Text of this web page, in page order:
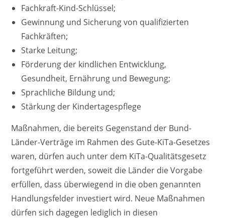
Fachkraft-Kind-Schlüssel;
Gewinnung und Sicherung von qualifizierten
Fachkräften;
Starke Leitung;
Förderung der kindlichen Entwicklung,
Gesundheit, Ernährung und Bewegung;
Sprachliche Bildung und;
Stärkung der Kindertagespflege
Maßnahmen, die bereits Gegenstand der Bund-
Länder-Verträge im Rahmen des Gute-KiTa-Gesetzes
waren, dürfen auch unter dem KiTa-Qualitätsgesetz
fortgeführt werden, soweit die Länder die Vorgabe
erfüllen, dass überwiegend in die oben genannten
Handlungsfelder investiert wird. Neue Maßnahmen
dürfen sich dagegen lediglich in diesen